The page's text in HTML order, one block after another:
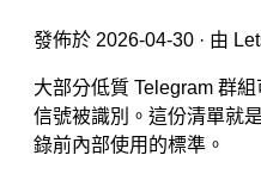
發佈於 2026-04-30 · 由
大部分低質 Telegram 群
信號被識別。這份清單就
錄前內部使用的標準。